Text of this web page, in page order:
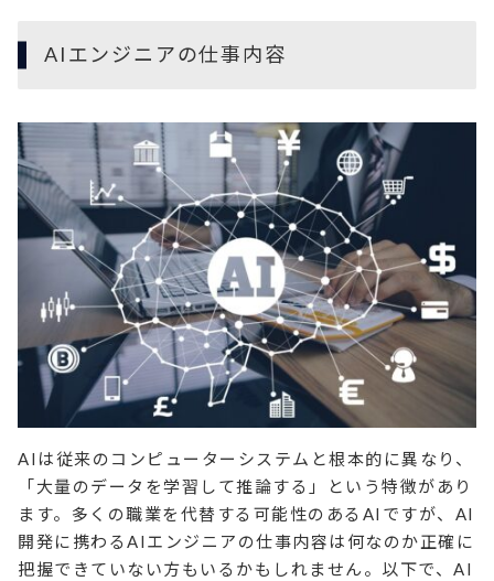
AIエンジニアの仕事内容
AIは従来のコンピューターシステムと根本的に異なり、
「大量のデータを学習して推論する」という特徴があり
ます。多くの職業を代替する可能性のあるAIですが、AI
開発に携わるAIエンジニアの仕事内容は何なのか正確に
把握できていない方もいるかもしれません。以下で、AI